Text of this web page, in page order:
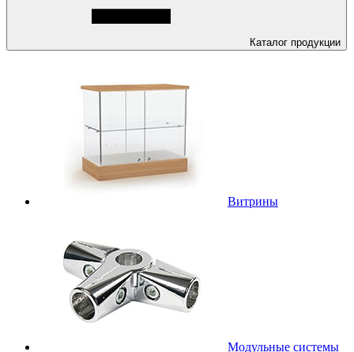
Каталог продукции
Витрины
Модульные системы